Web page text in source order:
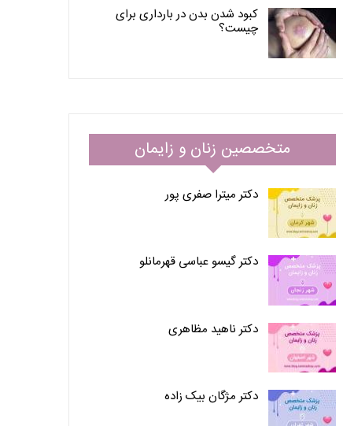
کبود شدن بدن در بارداری برای
چیست؟
متخصصین زنان و زایمان
دکتر میترا صفری پور
دکتر گیسو عباسی قهرمانلو
دکتر ناهید مظاهری
دکتر مژگان بیک زاده